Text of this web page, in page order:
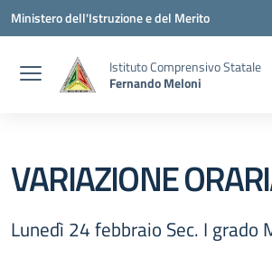
Vai ai contenuti
Vai al menu di navigazione
Vai al footer
Ministero dell'Istruzione e del Merito
Istituto Comprensivo Statale
Fernando Meloni
VARIAZIONE
Lunedì 24 febbraio Sec. I grado